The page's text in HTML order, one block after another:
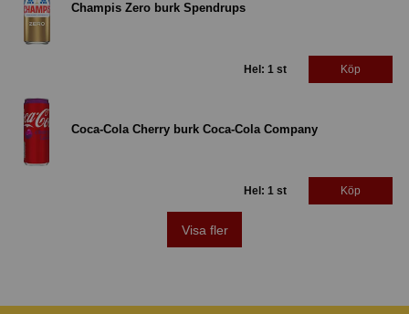
Champis Zero burk Spendrups
Hel: 1 st Köp
Coca-Cola Cherry burk Coca-Cola Company
Hel: 1 st Köp
Visa fler